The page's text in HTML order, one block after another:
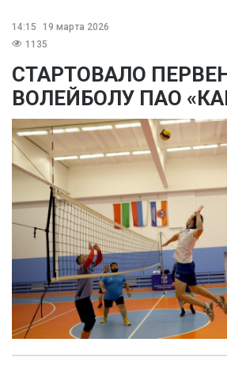
14:15
19 марта 2026
1135
СТАРТОВАЛО
ВОЛЕЙБОЛУ ПАО